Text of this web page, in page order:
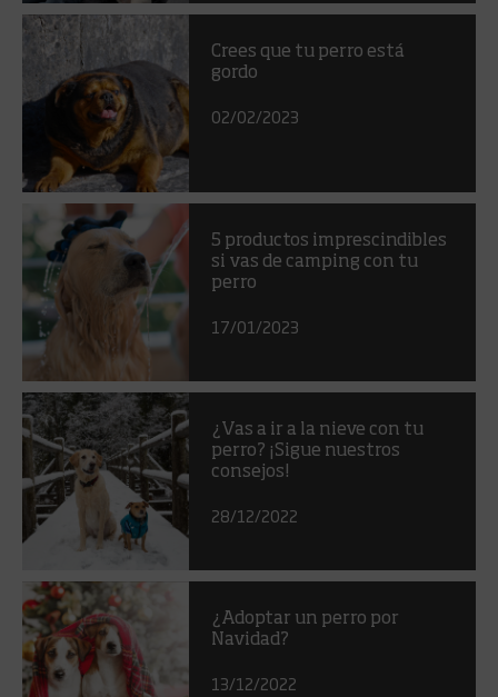
Crees que tu perro está
gordo
02/02/2023
5 productos imprescindibles
si vas de camping con tu
perro
17/01/2023
¿Vas a ir a la nieve con tu
perro? ¡Sigue nuestros
consejos!
28/12/2022
¿Adoptar un perro por
Navidad?
13/12/2022